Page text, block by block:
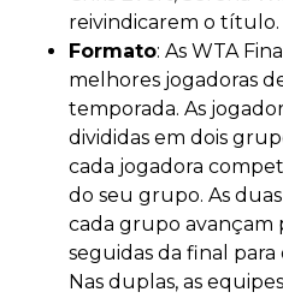
reivindicarem o título.
Formato: As WTA
melhores jogadoras
temporada. As
divididas em dois
cada jogadora
do seu grupo. As
cada grupo avançam
seguidas da final
Nas duplas, as